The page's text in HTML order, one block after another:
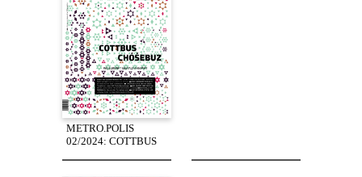
METRO.POLIS
02/2024: COTTBUS